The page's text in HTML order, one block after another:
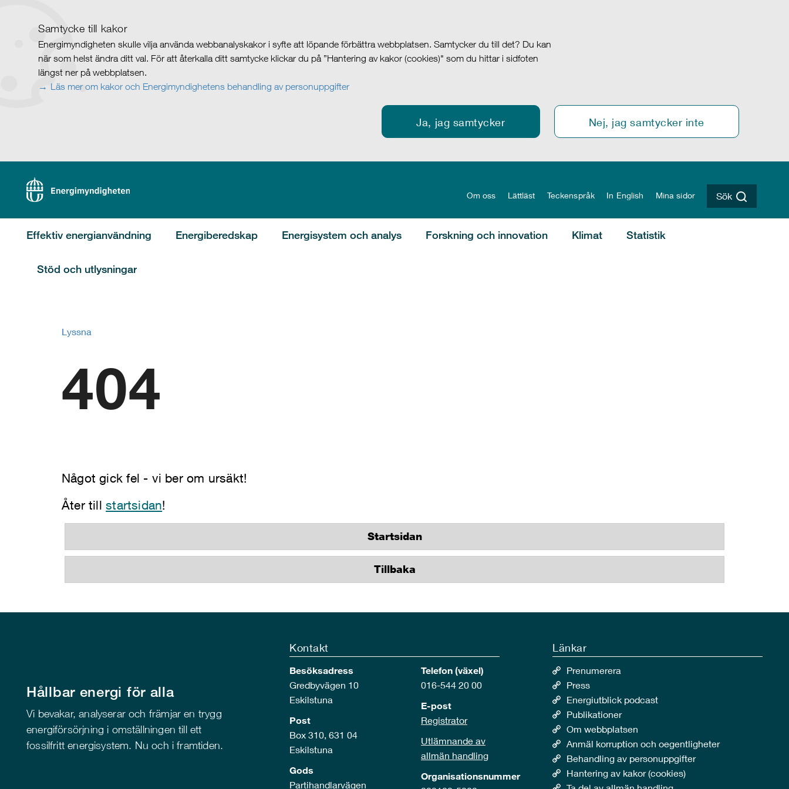
Samtycke till kakor
Energimyndigheten skulle vilja använda webbanalyskakor i syfte att löpande förbättra webbplatsen. Samtycker du till det? Du kan
när som helst ändra ditt val. För att återkalla ditt samtycke klickar du på ”Hantering av kakor (cookies)" som du hittar i sidfoten
längst ner på webbplatsen.
Läs mer om kakor och Energimyndighetens behandling av personuppgifter
Ja, jag samtycker Nej, jag samtycker inte
Om oss Lättläst Teckenspråk In English Mina sidor Sök
Effektiv energianvändning Energiberedskap Energisystem och analys Forskning och innovation Klimat Statistik
Stöd och utlysningar
Lyssna
404
Något gick fel - vi ber om ursäkt!
Åter tillstartsidan!
Startsidan
Tillbaka
Hållbar energi för alla
Vi bevakar, analyserar och främjar en trygg
energiförsörjning i omställningen till ett
fossilfritt energisystem. Nu och i framtiden.
Kontakt
Besöksadress
Gredbyvägen 10
Eskilstuna
Post
Box 310, 631 04
Eskilstuna
Gods
Partihandlarvägen
Telefon (växel)
016-544 20 00
E-post
Registrator
Utlämnande av
allmän handling
Organisationsnummer
Länkar
Prenumerera
Press
Energiutblick podcast
Publikationer
Om webbplatsen
Anmäl korruption och oegentligheter
Behandling av personuppgifter
Hantering av kakor (cookies)